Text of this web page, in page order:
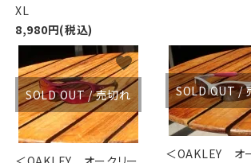
XL
8,980円(税込)
SOLD OUT / 売切れ
favorite
SOLD OUT /
＜OAKLEY オ